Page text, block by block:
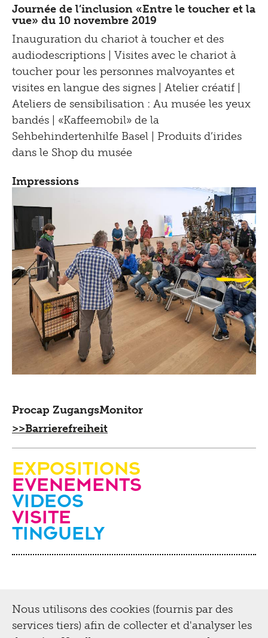
Journée de l’inclusion «Entre le toucher et la
vue» du 10 novembre 2019
Inauguration du chariot à toucher et des
audiodescriptions | Visites avec le chariot à
toucher pour les personnes malvoyantes et
visites en langue des signes | Atelier créatif |
Ateliers de sensibilisation : Au musée les yeux
bandés | «Kaffeemobil» de la
Sehbehindertenhilfe Basel | Produits d’irides
dans le Shop du musée
Impressions
Procap ZugangsMonitor
>>Barrierefreiheit
Expositions
evenements
videos
Visite
Tinguely
Nous utilisons des cookies (fournis par des
services tiers) afin de collecter et d'analyser les